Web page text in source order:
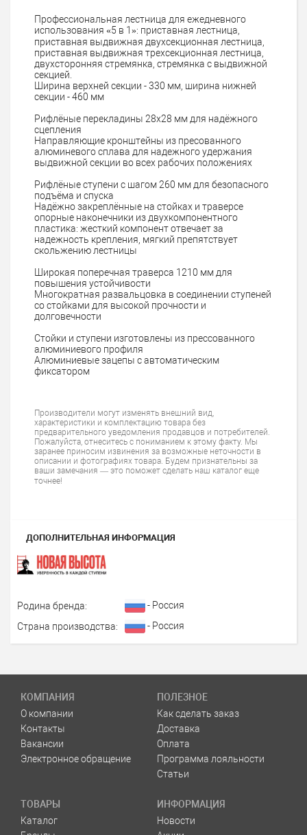
Профессиональная лестница для ежедневного
использования «5 в 1»: приставная лестница,
приставная выдвижная двухсекционная лестница,
приставная выдвижная трехсекционная лестница,
двухсторонняя стремянка, стремянка с выдвижной
секцией.
Ширина верхней секции - 330 мм, ширина нижней
секции - 460 мм
Рифлёные перекладины 28x28 мм для надёжного
сцепления
Направляющие кронштейны из пресованного
алюминевого сплава для надежного удержания
выдвижной секции во всех рабочих положениях
Рифлёные ступени с шагом 260 мм для безопасного
подъёма и спуска
Надёжно закреплённые на стойках и траверсе
опорные наконечники из двухкомпонентного
пластика: жесткий компонент отвечает за
надежность крепления, мягкий препятствует
скольжению лестницы
Широкая поперечная траверса 1210 мм для
повышения устойчивости
Многократная развальцовка в соединении ступеней
со стойками для высокой прочности и
долговечности
Стойки и ступени изготовлены из прессованного
алюминиевого профиля
Алюминиевые зацепы с автоматическим
фиксатором
Производители могут изменять внешний вид,
характеристики и комплектацию товара без
предварительного уведомления продавцов и потребителей.
Пожалуйста, отнеситесь с пониманием к этому факту. Мы
заранее приносим извинения за возможные неточности в
описании и фотографиях товара. Будем признательны за
ваши замечания — это поможет сделать наш каталог еще
точнее!
ДОПОЛНИТЕЛЬНАЯ ИНФОРМАЦИЯ
Родина бренда:
- Россия
Страна производства:
- Россия
КОМПАНИЯ
О компании
Контакты
Вакансии
Электронное обращение
ПОЛЕЗНОЕ
Как сделать заказ
Доставка
Оплата
Программа лояльности
Статьи
ТОВАРЫ
Каталог
ИНФОРМАЦИЯ
Новости